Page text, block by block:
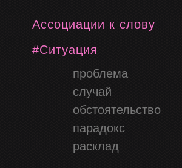
Ассоциации к слову
#Ситуация
проблема
случай
обстоятельство
парадокс
расклад